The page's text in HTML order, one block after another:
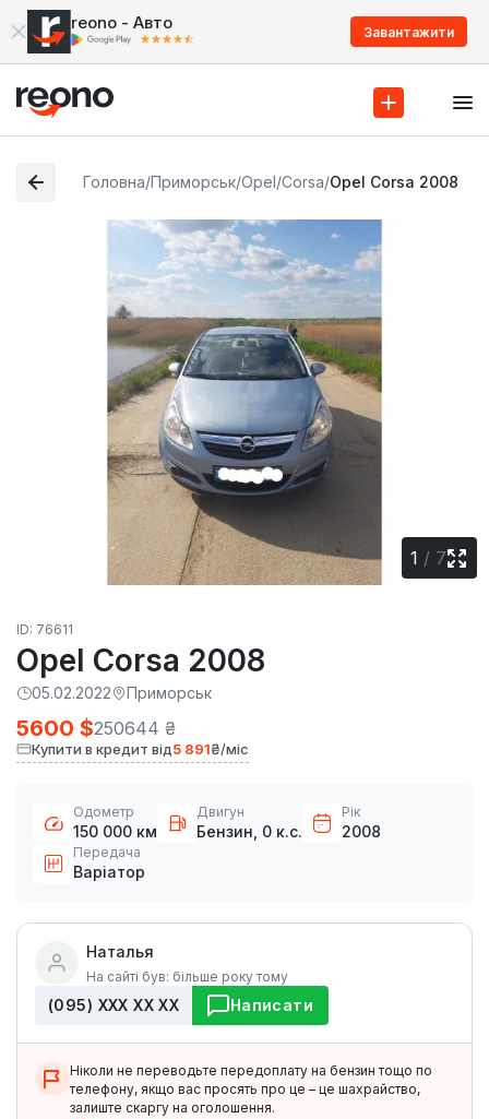
reono - Авто Завантажити
Головна/Приморськ/Opel/Corsa/Opel Corsa 2008
1 / 7
ID: 76611
Opel Corsa 2008
05.02.2022 Приморськ
5600 $250644 ₴
Купити в кредит від5 891₴/міс
Одометр
150 000 км
Двигун
Бензин, 0 к.с.
Рік
2008
Передача
Варіатор
Наталья
На сайті був: більше року тому
(095) ХХХ ХХ ХХ Написати
Ніколи не переводьте передоплату на бензин тощо по
телефону, якщо вас просять про це – це шахрайство,
залиште скаргу на оголошення.